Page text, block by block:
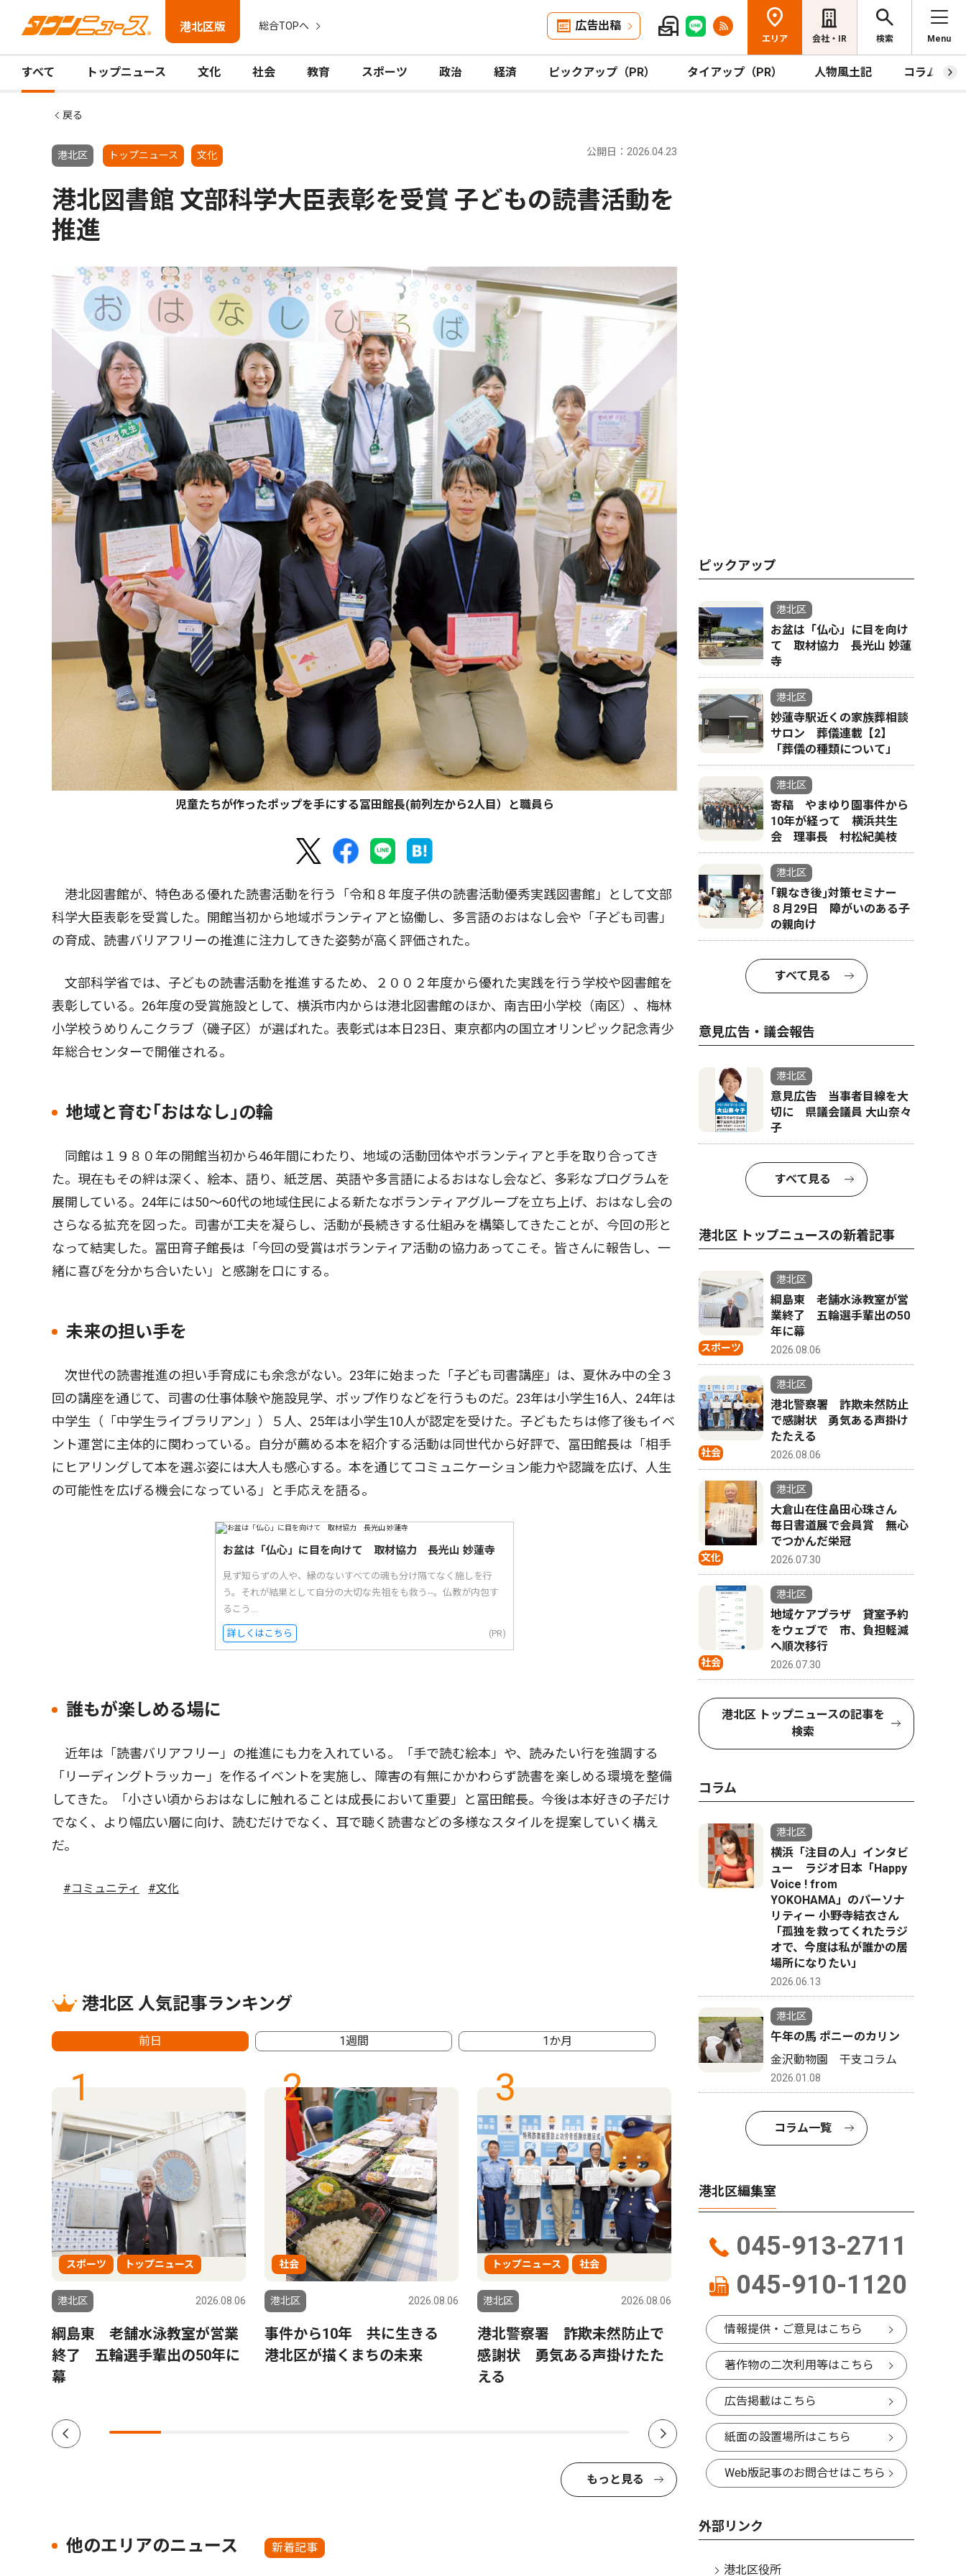
港北区版 総合TOPへ 広告出稿
エリア 会社・IR 検索 Menu
すべて トップニュース 文化 社会 教育 スポーツ 政治 経済 ピックアップ（PR） タイアップ（PR） 人物風土記 コラム
戻る
港北区 トップニュース 文化 公開日：2026.04.23
港北図書館 文部科学大臣表彰を受賞 子どもの読書活動を
推進
児童たちが作ったポップを手にする冨田館長(前列左から2人目）と職員ら
港北図書館が、特色ある優れた読書活動を行う「令和８年度子供の読書活動優秀実践図書館」として文部
科学大臣表彰を受賞した。開館当初から地域ボランティアと協働し、多言語のおはなし会や「子ども司書」
の育成、読書バリアフリーの推進に注力してきた姿勢が高く評価された。
文部科学省では、子どもの読書活動を推進するため、２００２年度から優れた実践を行う学校や図書館を
表彰している。26年度の受賞施設として、横浜市内からは港北図書館のほか、南吉田小学校（南区）、梅林
小学校うめりんこクラブ（磯子区）が選ばれた。表彰式は本日23日、東京都内の国立オリンピック記念青少
年総合センターで開催される。
地域と育む｢おはなし｣の輪
同館は１９８０年の開館当初から46年間にわたり、地域の活動団体やボランティアと手を取り合ってき
た。現在もその絆は深く、絵本、語り、紙芝居、英語や多言語によるおはなし会など、多彩なプログラムを
展開している。24年には50〜60代の地域住民による新たなボランティアグループを立ち上げ、おはなし会の
さらなる拡充を図った。司書が工夫を凝らし、活動が長続きする仕組みを構築してきたことが、今回の形と
なって結実した。冨田育子館長は「今回の受賞はボランティア活動の協力あってこそ。皆さんに報告し、一
緒に喜びを分かち合いたい」と感謝を口にする。
未来の担い手を
次世代の読書推進の担い手育成にも余念がない。23年に始まった「子ども司書講座」は、夏休み中の全３
回の講座を通じて、司書の仕事体験や施設見学、ポップ作りなどを行うものだ。23年は小学生16人、24年は
中学生（「中学生ライブラリアン」）５人、25年は小学生10人が認定を受けた。子どもたちは修了後もイベ
ント運営に主体的に関わっている。自分が薦める本を紹介する活動は同世代から好評で、冨田館長は「相手
にヒアリングして本を選ぶ姿には大人も感心する。本を通じてコミュニケーション能力や認識を広げ、人生
の可能性を広げる機会になっている」と手応えを語る。
お盆は「仏心」に目を向けて 取材協力 長光山 妙蓮寺
見ず知らずの人や、縁のないすべての魂も分け隔てなく施しを行
う。それが結果として自分の大切な先祖をも救う--。仏教が内包す
るこう...
詳しくはこちら (PR)
誰もが楽しめる場に
近年は「読書バリアフリー」の推進にも力を入れている。「手で読む絵本」や、読みたい行を強調する
「リーディングトラッカー」を作るイベントを実施し、障害の有無にかかわらず読書を楽しめる環境を整備
してきた。「小さい頃からおはなしに触れることは成長において重要」と冨田館長。今後は本好きの子だけ
でなく、より幅広い層に向け、読むだけでなく、耳で聴く読書などの多様なスタイルを提案していく構え
だ。
#コミュニティ #文化
港北区 人気記事ランキング
前日 1週間 1か月
1
スポーツ トップニュース
港北区 2026.08.06
綱島東 老舗水泳教室が営業
終了 五輪選手輩出の50年に
幕
2
社会
港北区 2026.08.06
事件から10年 共に生きる
港北区が描くまちの未来
3
トップニュース 社会
港北区 2026.08.06
港北警察署 詐欺未然防止で
感謝状 勇気ある声掛けたた
える
4
文部科学省の留学支援制度で
12月からドイツへ渡り移民問
題を調査する 辻下 文香さ
ん 菊名在住 16歳
大倉山の
成へ 駅
地域豊か
もっと見る
他のエリアのニュース 新着記事
ピックアップ
港北区
お盆は「仏心」に目を向け
て 取材協力 長光山 妙蓮
寺
港北区
妙蓮寺駅近くの家族葬相談
サロン 葬儀連載【2】
「葬儀の種類について」
港北区
寄稿 やまゆり園事件から
10年が経って 横浜共生
会 理事長 村松紀美枝
港北区
｢親なき後｣対策セミナー
８月29日 障がいのある子
の親向け
すべて見る
意見広告・議会報告
港北区
意見広告 当事者目線を大
切に 県議会議員 大山奈々
子
すべて見る
港北区 トップニュースの新着記事
スポーツ
港北区
綱島東 老舗水泳教室が営
業終了 五輪選手輩出の50
年に幕
2026.08.06
社会
港北区
港北警察署 詐欺未然防止
で感謝状 勇気ある声掛け
たたえる
2026.08.06
文化
港北区
大倉山在住畠田心珠さん
毎日書道展で会員賞 無心
でつかんだ栄冠
2026.07.30
社会
港北区
地域ケアプラザ 貸室予約
をウェブで 市、負担軽減
へ順次移行
2026.07.30
港北区 トップニュースの記事を
検索
コラム
港北区
横浜「注目の人」インタビ
ュー ラジオ日本「Happy
Voice ! from
YOKOHAMA」のパーソナ
リティー 小野寺結衣さん
「孤独を救ってくれたラジ
オで、今度は私が誰かの居
場所になりたい」
2026.06.13
港北区
午年の馬 ポニーのカリン
金沢動物園 干支コラム
2026.01.08
コラム一覧
港北区編集室
045-913-2711
045-910-1120
情報提供・ご意見はこちら
著作物の二次利用等はこちら
広告掲載はこちら
紙面の設置場所はこちら
Web版記事のお問合せはこちら
外部リンク
港北区役所